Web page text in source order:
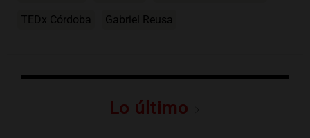
TEDx Córdoba Gabriel Reusa
Lo último